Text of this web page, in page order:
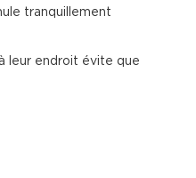
tranquillement
leur endroit évite que